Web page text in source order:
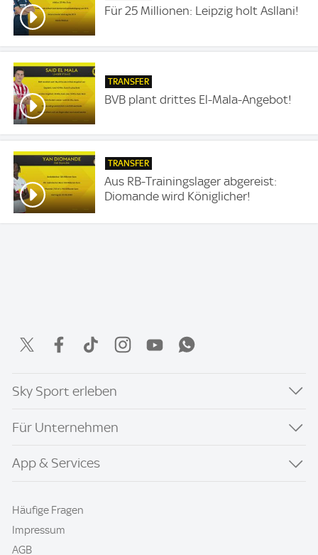
Für 25 Millionen: Leipzig holt Asllani!
TRANSFER
BVB plant drittes El-Mala-Angebot!
TRANSFER
Aus RB-Trainingslager abgereist:
Diomande wird Königlicher!
Sky Sport erleben
Für Unternehmen
App & Services
Häufige Fragen
Impressum
AGB